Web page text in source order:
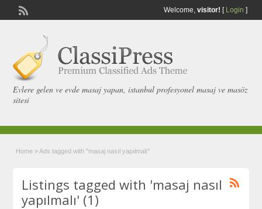
Welcome, visitor! [ Login ]
Evlere gelen ve evde masaj yapan, istanbul profesyonel masaj ve masöz
sitesi
Home » Ads tagged with "masaj nasıl yapılmalı"
Listings tagged with 'masaj nasıl
yapılmalı' (1)